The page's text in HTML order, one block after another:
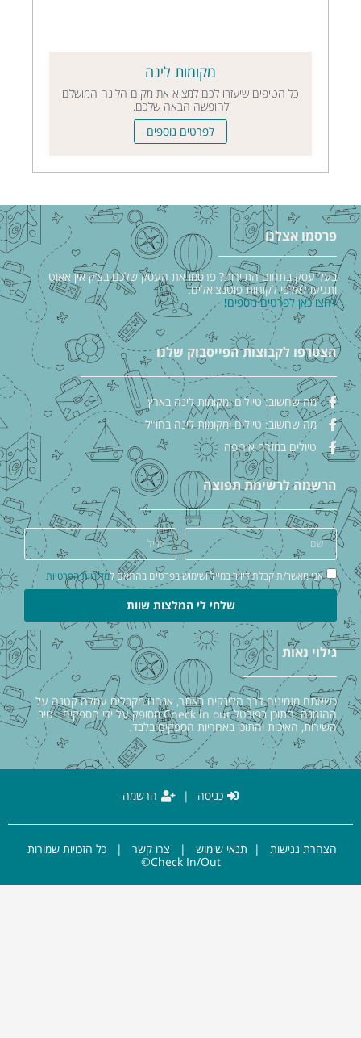
מקומות לינה
כל הטיפים שיעזרו לכם למצוא את מקום הלינה המושלם
לחופשה הבאה שלכם.
לפרטים נוספים
פרסמו אצלנו
בעל עסק בתחום התיירות? פרסמו את העסק שלכם בצ׳ק אין אאוט
ותגיעו לאלפי לקוחות פוטנציאלים.
לחצו כאן לפרטים נוספים!
הצטרפו לקבוצות הפייסבוק שלנו
מה שחשוב: טיולים ומקומות לינה בארץ
מה שחשוב: טיולים ומקומות לינה בחו"ל
טיולים במזרח אירופה
הרשמה לרשימת תפוצה
אני מאשר/ת קבלת דיוור במייל ושימוש בפרטים בהתאם ל מדיניות הפרטיות
שלחי לי המלצות שוות
גילוי נאות
כשאתם מזמינים דרך הלינקים באתר, אנחנו מקבלים עמלה קטנה על
ההזמנה. התוכן בפורטל Check in out מסופק על ידי הספקים. טיב
השירות, האיכות והתוכן באחריות הספקים בלבד.
כניסה הרשמה
הצהרת נגישות| תנאי שימוש| צרו קשר| כל הזכויות שמורות
Check In/Out©